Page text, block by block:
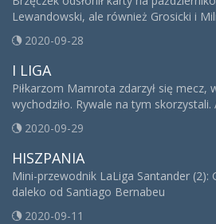
Lewandowski, ale również Grosicki i
2020-09-28
I LIGA
Piłkarzom Mamrota zdarzył się mecz,
wychodziło. Rywale na tym skorzystali.
2020-09-29
HISZPANIA
Mini-przewodnik LaLiga Santander (2):
daleko od Santiago Bernabeu
2020-09-11